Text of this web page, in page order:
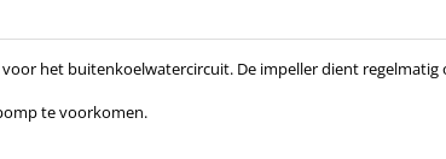
het buitenkoelwatercircuit. De impeller dient
te voorkomen.